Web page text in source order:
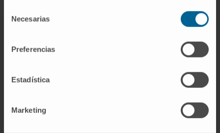
Necesarias
Preferencias
Estadística
Marketing